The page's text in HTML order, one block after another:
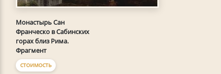
Монастырь Сан
Франческо в Сабинских
горах близ Рима.
Фрагмент
СТОИМОСТЬ